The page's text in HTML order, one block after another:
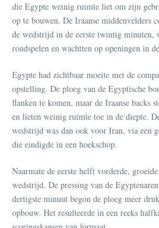
die Egypte weinig ruimte liet om zijn
op te bouwen. De Iraanse middenvelders
de wedstrijd in de eerste twintig minuten,
rondspelen en wachtten op openingen in
Egypte had zichtbaar moeite met de
opstelling. De ploeg van de Egyptische
flanken te komen, maar de Iraanse backs
en lieten weinig ruimte toe in de diepte.
wedstrijd was dan ook voor Iran, via een
die eindigde in een hoekschop.
Naarmate de eerste helft vorderde,
wedstrijd. De pressing van de
dertigste minuut begon de ploeg meer
opbouw. Het resulteerde in een reeks